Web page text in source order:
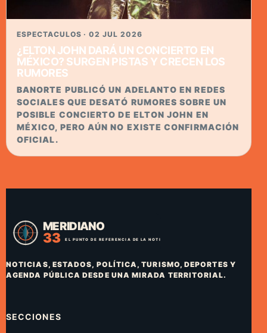
ESPECTACULOS · 02 JUL 2026
¿ELTON JOHN DARÁ UN CONCIERTO EN
MÉXICO? SURGEN PISTAS Y CRECEN LOS
RUMORES
BANORTE PUBLICÓ UN ADELANTO EN REDES
SOCIALES QUE DESATÓ RUMORES SOBRE UN
POSIBLE CONCIERTO DE ELTON JOHN EN
MÉXICO, PERO AÚN NO EXISTE CONFIRMACIÓN
OFICIAL.
NOTICIAS, ESTADOS, POLÍTICA, TURISMO, DEPORTES Y
AGENDA PÚBLICA DESDE UNA MIRADA TERRITORIAL.
SECCIONES